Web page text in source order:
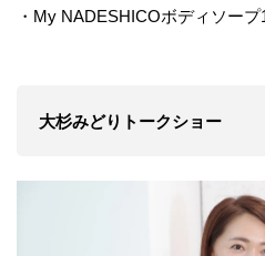
・My NADESHICOボディソープ
大杉みどりトークショー